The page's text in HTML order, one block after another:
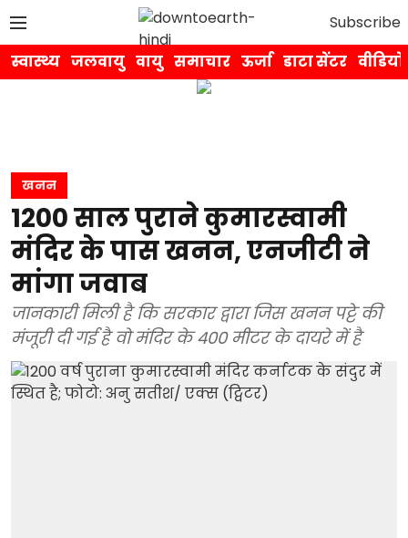
Subscribe
स्वास्थ्य जलवायु वायु समाचार ऊर्जा डाटा सेंटर वीडियो
खनन
1200 साल पुराने कुमारस्वामी
मंदिर के पास खनन, एनजीटी ने
मांगा जवाब
जानकारी मिली है कि सरकार द्वारा जिस खनन पट्टे की
मंजूरी दी गई है वो मंदिर के 400 मीटर के दायरे में है